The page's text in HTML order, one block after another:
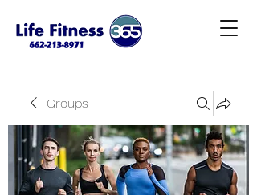
Groups